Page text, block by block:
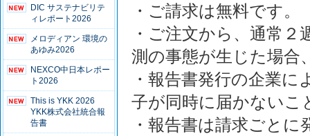
DIC サステナビリテ
ィレポート2026
メロディアン 環境の
あゆみ2026
NEXCO中日本レポー
ト2026
This is YKK 2026
YKK株式会社統合報
告書
・ご請求は無料です。
・ご注文から、通常
測の事態が生じた場合
・報告書発行の企業
子が同時に届かないこ
・報告書は請求ごと